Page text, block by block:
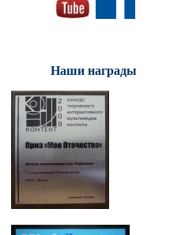
Наши награды